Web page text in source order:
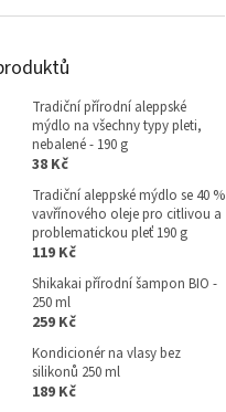
Tradiční přírodní aleppské
mýdlo na všechny typy pleti,
nebalené - 190 g
38 Kč
Tradiční aleppské mýdlo se 40 %
vavřínového oleje pro citlivou a
problematickou pleť 190 g
119 Kč
Shikakai přírodní šampon BIO -
250 ml
259 Kč
Kondicionér na vlasy bez
silikonů 250 ml
189 Kč